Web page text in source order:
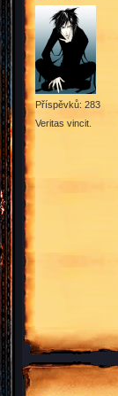
Příspěvků: 283
Veritas vincit.